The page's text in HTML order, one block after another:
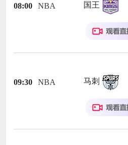
08:00 NBA 国王
09:30 NBA 马刺